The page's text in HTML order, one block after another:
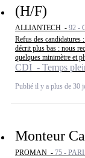
(H/F)
ALLIANTECH - 92 -
Refus des candidatures
décrit plus bas : nous
quelques minimètre et
CDI - Temps
Publié il y a plus de 30
Monteur
PROMAN - 75 -